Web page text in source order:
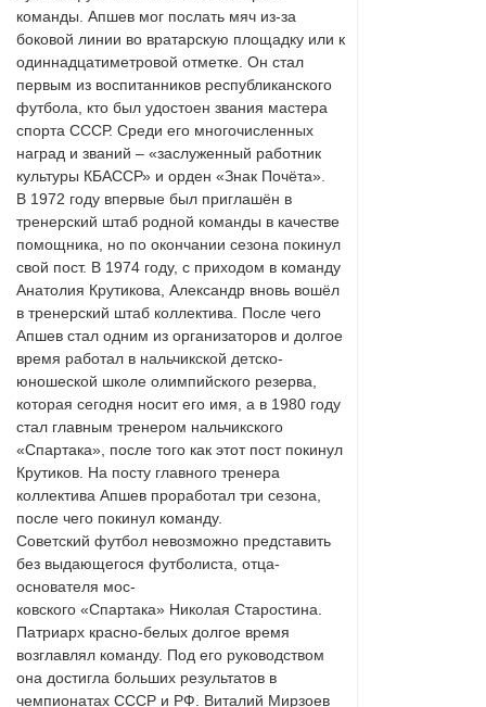
команды. Апшев мог послать мяч из-за
боковой линии во вратарскую площадку или к
одиннадцатиметровой отметке. Он стал
первым из воспитанников республиканского
футбола, кто был удостоен звания мастера
спорта СССР. Среди его многочисленных
наград и званий – «заслуженный работник
культуры КБАССР» и орден «Знак Почёта».
В 1972 году впервые был приглашён в
тренерский штаб родной команды в качестве
помощника, но по окончании сезона покинул
свой пост. В 1974 году, с приходом в команду
Анатолия Крутикова, Александр вновь вошёл
в тренерский штаб коллектива. После чего
Апшев стал одним из организаторов и долгое
время работал в нальчикской детско-
юношеской школе олимпийского резерва,
которая сегодня носит его имя, а в 1980 году
стал главным тренером нальчикского
«Спартака», после того как этот пост покинул
Крутиков. На посту главного тренера
коллектива Апшев проработал три сезона,
после чего покинул команду.
Советский футбол невозможно представить
без выдающегося футболиста, отца-
основателя мос-
ковского «Спартака» Николая Старостина.
Патриарх красно-белых долгое время
возглавлял команду. Под его руководством
она достигла больших результатов в
чемпионатах СССР и РФ. Виталий Мирзоев